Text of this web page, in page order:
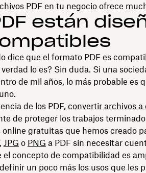
PDF en tu negocio ofrece
están
dice que el formato PDF es
lo es? Sin duda. Si una
de mil años, lo más probable es
de los PDF, convertir archivos
de proteger los trabajos
gratuitas que hemos creado
JPG o PNG a PDF sin necesitar
el concepto de compatibilidad es
un poco más los usos que les